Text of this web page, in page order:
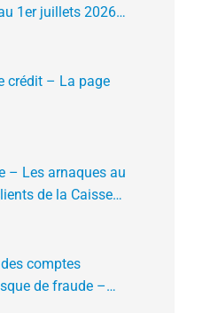
1er juillets 2026
crypto n’ayant pas
crédit – La page
– Les arnaques au
de la Caisse
comptes
de fraude –
rempart contre